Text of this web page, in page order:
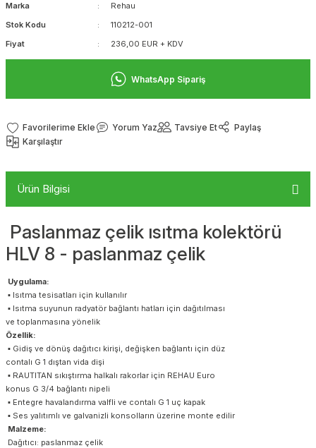
Marka
Rehau
Stok Kodu
110212-001
Fiyat
236,00 EUR + KDV
WhatsApp Sipariş
Yorum Yaz Tavsiye Et
Paylaş
Karşılaştır
Ürün Bilgisi
Paslanmaz çelik ısıtma kolektörü
HLV 8 - paslanmaz çelik
Uygulama:
▪ Isıtma tesisatları için kullanılır
▪ Isıtma suyunun radyatör bağlantı hatları için dağıtılması
ve toplanmasına yönelik
Özellik:
▪ Gidiş ve dönüş dağıtıcı kirişi, değişken bağlantı için düz
contalı G 1 dıştan vida dişi
▪ RAUTITAN sıkıştırma halkalı rakorlar için REHAU Euro
konus G 3/4 bağlantı nipeli
▪ Entegre havalandırma valfli ve contalı G 1 uç kapak
▪ Ses yalıtımlı ve galvanizli konsolların üzerine monte edilir
Malzeme:
Dağıtıcı: paslanmaz çelik